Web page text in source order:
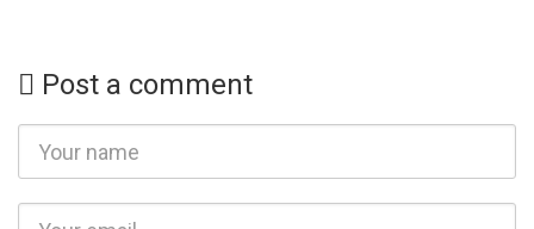
Post a comment